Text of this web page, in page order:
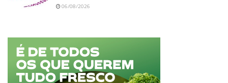
06/08/2026